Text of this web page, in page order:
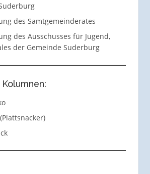
des Samtgemeinderates
des Ausschusses für Jugend,
der Gemeinde Suderburg